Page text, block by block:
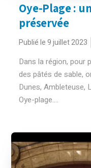
Oye-Plage :
préservée
Publié le 9 juillet 2023
Dans la région, pour
des pâtés de sable,
Dunes, Ambleteuse,
Oye-plage....